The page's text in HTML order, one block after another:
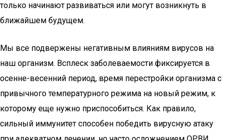
только начинают развиваться или могут возникнуть в
ближайшем будущем.
Мы все подвержены негативным влияниям вирусов на
наш организм. Всплеск заболеваемости фиксируется в
осенне-весенний период, время перестройки организма с
привычного температурного режима на новый режим, к
которому еще нужно приспособиться. Как правило,
сильный иммунитет способен победить вирусную атаку